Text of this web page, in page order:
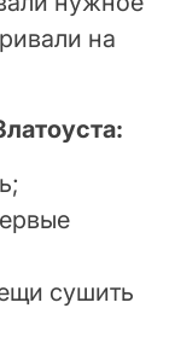
на
сушить